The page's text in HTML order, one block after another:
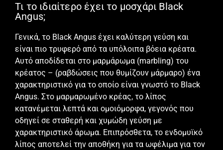
Τι το ιδιαίτερο έχει το μοσχάρι Black
Angus;
Γενικά, το Black Angus έχει καλύτερη γεύση και
είναι πιο τρυφερό από τα υπόλοιπα βόεια κρέατα.
Αυτό αποδίδεται στο μαρμάρωμα (marbling) του
κρέατος – (ραβδώσεις που θυμίζουν μάρμαρο) ένα
χαρακτηριστικό για το οποίο είναι γνωστό το Black
Angus. Στο μαρμαρωμένο κρέας, το λίπος
κατανέμεται λεπτά και ομοιόμορφα, γεγονός που
οδηγεί σε σταθερή και χυμώδη γεύση με
χαρακτηριστικό άρωμα. Επιπρόσθετα, το ενδομυϊκό
λίπος αποτελεί την αποθήκη για τα ωφέλιμα για τον